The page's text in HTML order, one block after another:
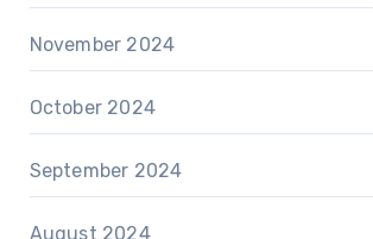
November 2024
October 2024
September 2024
August 2024